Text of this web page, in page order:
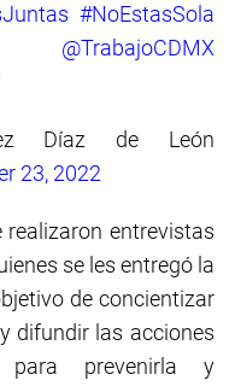
#NoEstasSola
@TrabajoCDMX
Díaz de León
23, 2022
entrevistas
se les entregó la
de concientizar
difundir las acciones
para prevenirla y